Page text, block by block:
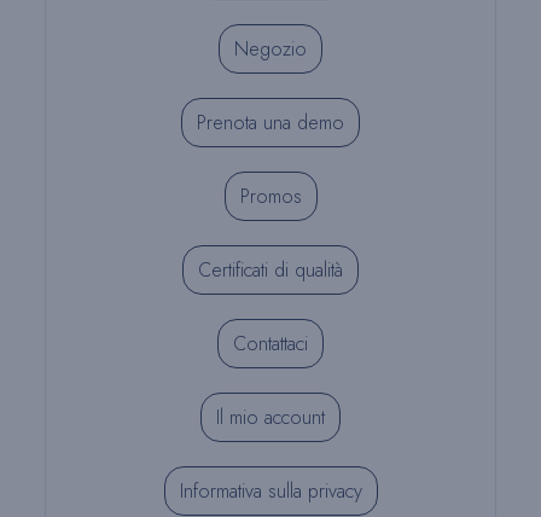
Negozio
Prenota una demo
Promos
Certificati di qualità
Contattaci
Il mio account
Informativa sulla privacy